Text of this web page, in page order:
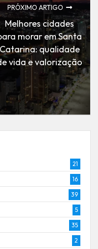
PRÓXIMO ARTIGO
Melhores cidades
morar em Santa
qualidade
vida e valorização
21
16
39
5
35
2